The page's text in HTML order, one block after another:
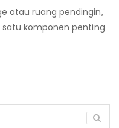
atau ruang pendingin,
komponen penting